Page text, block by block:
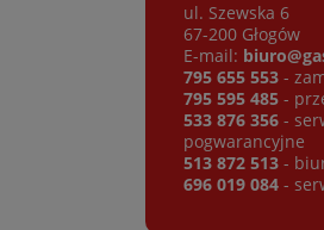
ul. Szewska 6
67-200 Głogów
E-mail:
795 655 553 -
795 595 485 -
533 876 356 -
pogwarancyjne
513 872 513 -
696 019 084 -